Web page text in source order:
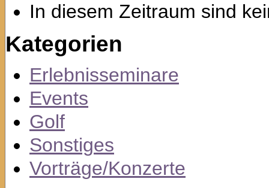
In diesem Zeitraum sind
Kategorien
Erlebnisseminare
Events
Golf
Sonstiges
Vorträge/Konzerte